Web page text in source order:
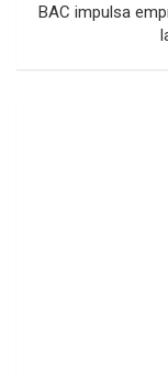
BAC impulsa